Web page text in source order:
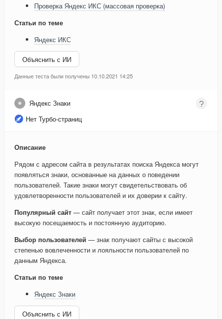
Проверка Яндекс ИКС (массовая проверка)
Статьи по теме
Яндекс ИКС
Объяснить с ИИ
Данные теста были получены 10.10.2021 14:25
Яндекс Знаки
Нет Турбо-страниц
Описание
Рядом с адресом сайта в результатах поиска Яндекса могут
появляться знаки, основанные на данных о поведении
пользователей. Такие знаки могут свидетельствовать об
удовлетворенности пользователей и их доверии к сайту.
Популярный сайт — сайт получает этот знак, если имеет
высокую посещаемость и постоянную аудиторию.
Выбор пользователей — знак получают сайты с высокой
степенью вовлеченности и лояльности пользователей по
данным Яндекса.
Статьи по теме
Яндекс Знаки
Объяснить с ИИ